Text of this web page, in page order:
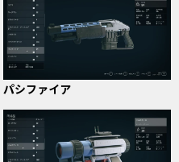
パシファイア